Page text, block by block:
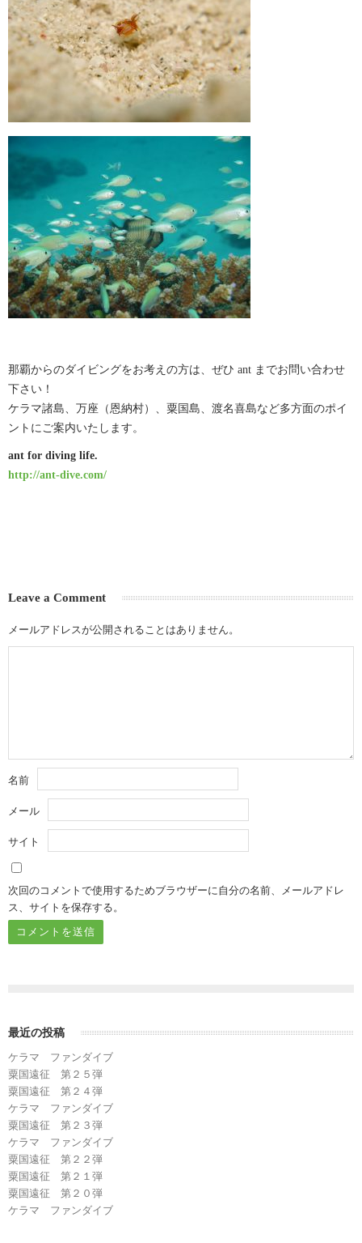
那覇からのダイビングをお考えの方は、ぜひ ant までお問い合わせ
下さい！
ケラマ諸島、万座（恩納村）、粟国島、渡名喜島など多方面のポイ
ントにご案内いたします。
ant for diving life.
http://ant-dive.com/
Leave a Comment
メールアドレスが公開されることはありません。
名前
メール
サイト
次回のコメントで使用するためブラウザーに自分の名前、メールアドレ
ス、サイトを保存する。
最近の投稿
ケラマ ファンダイブ
粟国遠征 第２５弾
粟国遠征 第２４弾
ケラマ ファンダイブ
粟国遠征 第２３弾
ケラマ ファンダイブ
粟国遠征 第２２弾
粟国遠征 第２１弾
粟国遠征 第２０弾
ケラマ ファンダイブ